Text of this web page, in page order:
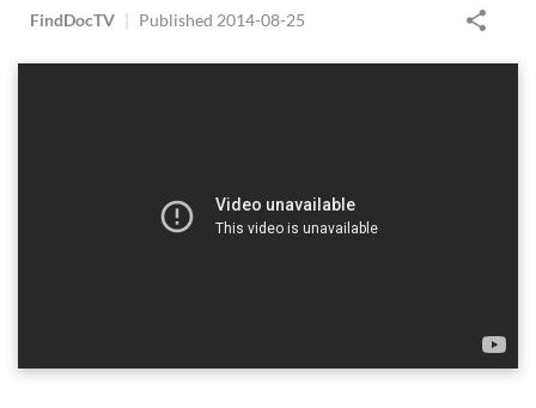
FindDocTV | Published 2014-08-25